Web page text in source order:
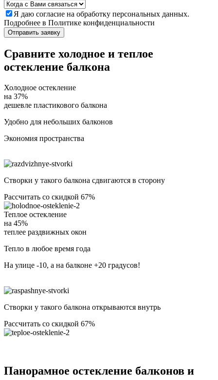
Я даю согласие на обработку персональных данных.
Подробнее в Политике конфиденциальности
Отправить заявку
Сравните холодное и теплое
остекление балкона
Холодное остекление
на 37%
дешевле пластикового балкона
Удобно для небольших балконов
Экономия пространства
Створки у такого балкона сдвигаются в сторону
Рассчитать со скидкой 67%
Теплое остекление
на 45%
теплее раздвижных окон
Тепло в любое время года
На улице -10, а на балконе +20 градусов!
Створки у такого балкона открываются внутрь
Рассчитать со скидкой 67%
Панорамное остекление балконов и